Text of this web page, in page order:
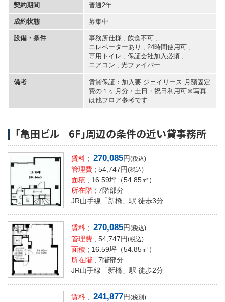
契約期間 普通2年
成約状態 募集中
設備・条件
事務所仕様 , 飲食不可 ,
エレベーターあり
24時間使用可
専用トイレ
保証会社加入必須
エアコン
光ファイバー
備考
賃貸保証：加入要 ジェイリース 月額固定
費の１ヶ月分・土日・祝日利用可※写真
は他フロア参考です
「亀田ビル 6F」周辺の条件の近い貸事務所
賃料 ; 270,085円(税込)
管理費 ; 54,747円(税込)
面積 ; 16.59坪 （54.85㎡）
所在階 ; 7階部分
JR山手線「新橋」駅 徒歩3分
賃料 ; 270,085円(税込)
管理費 ; 54,747円(税込)
面積 ; 16.59坪 （54.85㎡）
所在階 ; 7階部分
JR山手線「新橋」駅 徒歩2分
賃料 ; 241,877円(税別)